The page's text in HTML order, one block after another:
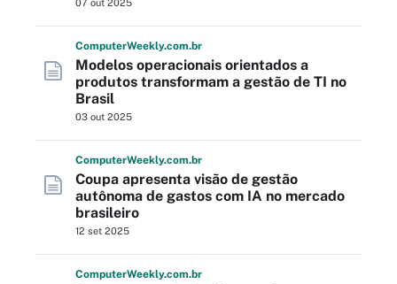
07 out 2025
ComputerWeekly.com.br
Modelos operacionais orientados a
produtos transformam a gestão de TI no
Brasil
03 out 2025
ComputerWeekly.com.br
Coupa apresenta visão de gestão
autônoma de gastos com IA no mercado
brasileiro
12 set 2025
ComputerWeekly.com.br